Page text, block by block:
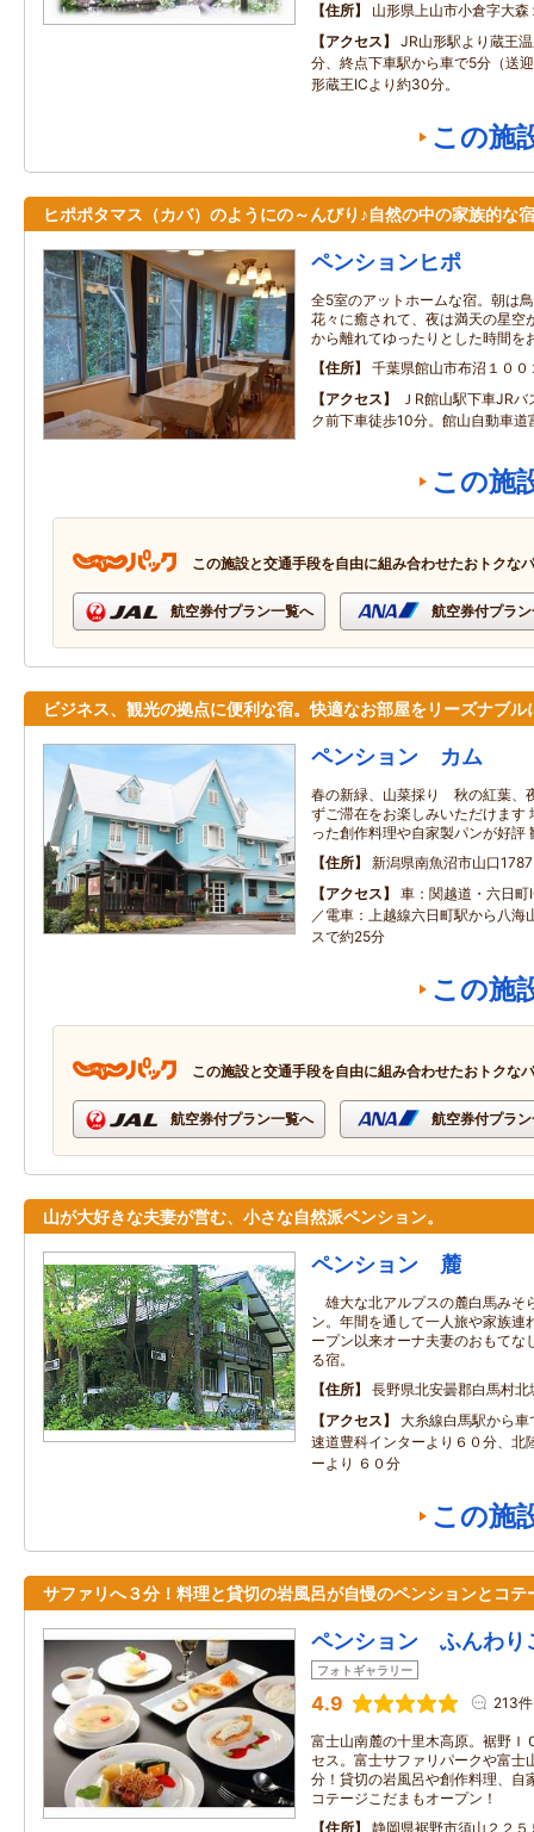
住所
山形県上山市小倉字大
アクセス
JR山形駅より蔵王
分、終点下車駅から車で5分（送
形蔵王ICより約30分。
この施
ヒポポタマス（カバ）のようにの～んびり♪自然の中の家族的な宿
ペンションヒポ
全5室のアットホームな宿。朝は
花々に癒されて、夜は満天の星
から離れてゆったりとした時間を
住所
千葉県館山市布沼１００
アクセス
ＪR館山駅下車JR
ク前下車徒歩10分。館山自動車道
この施
この施設と交通手段を自由に組み合わせたおトクな
航空券付プラン一覧へ 航空券付プラ
ビジネス、観光の拠点に便利な宿。快適なお部屋をリーズナブル
ペンション カム
春の新緑、山菜採り 秋の紅葉、
ずご滞在をお楽しみいただけます
った創作料理や自家製パンが好評
住所
新潟県南魚沼市山口
アクセス
車：関越道・六日
／電車：上越線六日町駅から八海
スで約25分
この施
この施設と交通手段を自由に組み合わせたおトクな
航空券付プラン一覧へ 航空券付プラ
山が大好きな夫妻が営む、小さな自然派ペンション。
ペンション 麓
雄大な北アルプスの麓白馬みそ
ン。年間を通して一人旅や家族連
ープン以来オーナ夫妻のおもてな
る宿。
住所
長野県北安曇郡白馬村
アクセス
大糸線白馬駅から
速道豊科インターより６０分、北
ーより ６０分
この施
サファリへ３分！料理と貸切の岩風呂が自慢のペンションとコテ
ペンション ふんわり
フォトギャラリー
4.9 213件
富士山南麓の十里木高原。裾野Ｉ
セス。富士サファリパークや富士
分！貸切の岩風呂や創作料理、自
コテージこだまもオープン！
住所
静岡県裾野市須山２２５